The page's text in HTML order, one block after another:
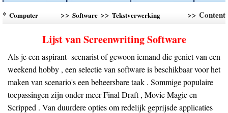
* Computer
>> Software>> Tekstverwerking
>> Content
Lijst van Screenwriting Software
Als je een aspirant- scenarist of gewoon iemand die geniet van een
weekend hobby , een selectie van software is beschikbaar voor het
maken van scenario's een beheersbare taak . Sommige populaire
toepassingen zijn onder meer Final Draft , Movie Magic en
Scripped . Van duurdere opties om redelijk geprijsde applicaties